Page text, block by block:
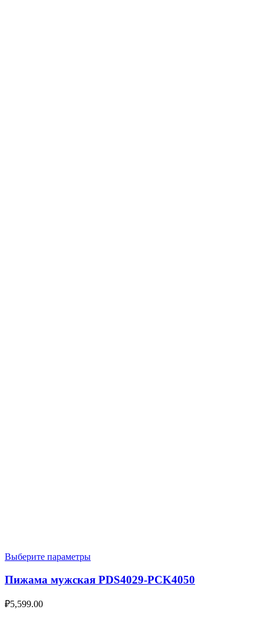
Выберите параметры
Пижама мужская PDS4029-PCK4050
₽5,599.00